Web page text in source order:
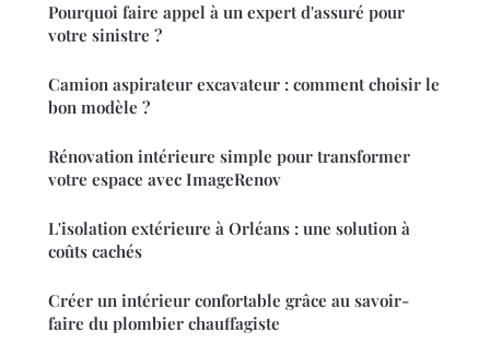
Pourquoi faire appel à un expert d'assuré pour
votre sinistre ?
Camion aspirateur excavateur : comment choisir le
bon modèle ?
Rénovation intérieure simple pour transformer
votre espace avec ImageRenov
L'isolation extérieure à Orléans : une solution à
coûts cachés
Créer un intérieur confortable grâce au savoir-
faire du plombier chauffagiste